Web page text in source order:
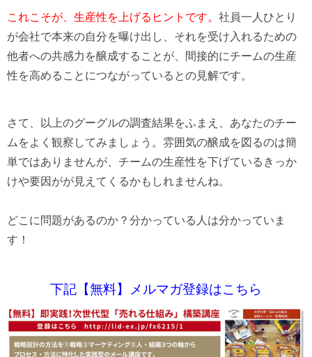
これこそが、生産性を上げるヒントです。 社員一人ひとり
が会社で本来の自分を曝け出し、それを受け入れるための
他者への共感力を醸成することが、間接的にチームの生産
性を高めることにつながっているとの見解です。
さて、以上のグーグルの調査結果をふまえ、あなたのチー
ムをよく観察してみましょう。雰囲気の醸成を図るのは簡
単ではありませんが、チームの生産性を下げているきっか
けや要因がが見えてくるかもしれませんね。
どこに問題があるのか？分かっている人は分かっていま
す！
下記【無料】メルマガ登録はこちら